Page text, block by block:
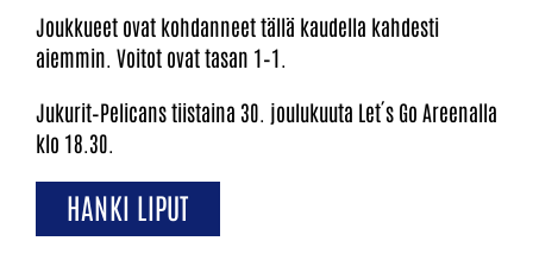
Joukkueet ovat kohdanneet tällä kaudella kahdesti
aiemmin. Voitot ovat tasan 1–1.
Jukurit–Pelicans tiistaina 30. joulukuuta Let´s Go Areenalla
klo 18.30.
HANKI LIPUT